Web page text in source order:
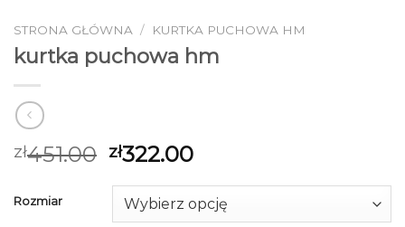
STRONA GŁÓWNA / KURTKA PUCHOWA HM
kurtka puchowa hm
zł451.00 zł322.00
Rozmiar